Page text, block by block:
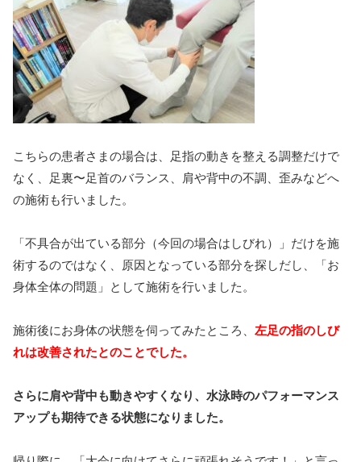
こちらの患者さまの場合は、足指の動きを整える調整だけで
なく、足裏〜足首のバランス、肩や背中の不調、歪みなどへ
の施術も行いました。
「不具合が出ている部分（今回の場合はしびれ）」だけを施
術するのではなく、原因となっている部分を探しだし、「お
身体全体の問題」として施術を行いました。
施術後にお身体の状態を伺ってみたところ、 左足の指のしび
れは改善されたとのことでした。
さらに肩や背中も動きやすくなり、水泳時のパフォーマンス
アップも期待できる状態になりました。